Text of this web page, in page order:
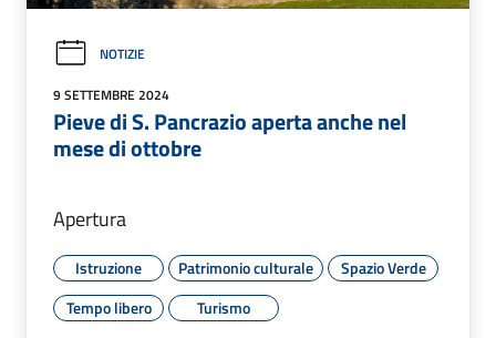
NOTIZIE
9 SETTEMBRE 2024
Pieve di S. Pancrazio aperta anche nel
mese di ottobre
Apertura
Istruzione Patrimonio culturale
Spazio Verde
Tempo libero
Turismo